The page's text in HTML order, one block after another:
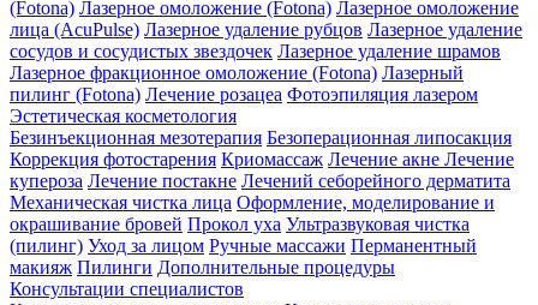
(Fotona) Лазерное омоложение (Fotona) Лазерное омоложение
лица (AcuPulse) Лазерное удаление рубцов Лазерное удаление
сосудов и сосудистых звездочек Лазерное удаление шрамов
Лазерное фракционное омоложение (Fotona) Лазерный
пилинг (Fotona) Лечение розацеа Фотоэпиляция лазером
Эстетическая косметология
Безинъекционная мезотерапия Безоперационная липосакция
Коррекция фотостарения Криомассаж Лечение акне Лечение
купероза Лечение постакне Лечений себорейного дерматита
Механическая чистка лица Оформление, моделирование и
окрашивание бровей Прокол уха Ультразвуковая чистка
(пилинг) Уход за лицом Ручные массажи Перманентный
макияж Пилинги Дополнительные процедуры
Консультации специалистов